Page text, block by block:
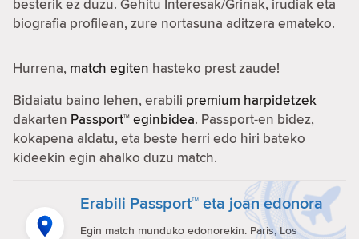
besterik ez duzu. Gehitu Interesak/Grinak, irudiak eta
biografia profilean, zure nortasuna aditzera emateko.
Hurrena, match egiten hasteko prest zaude!
Bidaiatu baino lehen, erabili premium harpidetzek
dakarten Passport™ eginbidea. Passport-en bidez,
kokapena aldatu, eta beste herri edo hiri bateko
kideekin egin ahalko duzu match.
Erabili Passport™ eta joan edonora
Egin match munduko edonorekin. Paris, Los